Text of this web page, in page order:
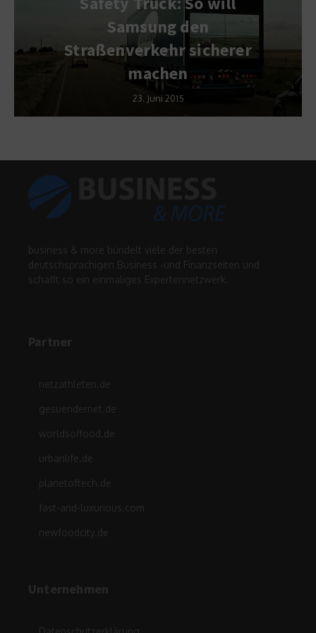
Samsung den
Straßenverkehr sicherer
machen
23. Juni 2015
business & more bündelt viele der besten
deutschsprachigen Business -und Finanzseiten und
schafft so ein einmaliges Expertennetzwerk.
Partner
netzathleten.de
gesuendernet.de
worldsoffood.de
urbanlife.de
planetoftech.de
fast-and-luxurious.com
newfoodcity.de
Unternehmen